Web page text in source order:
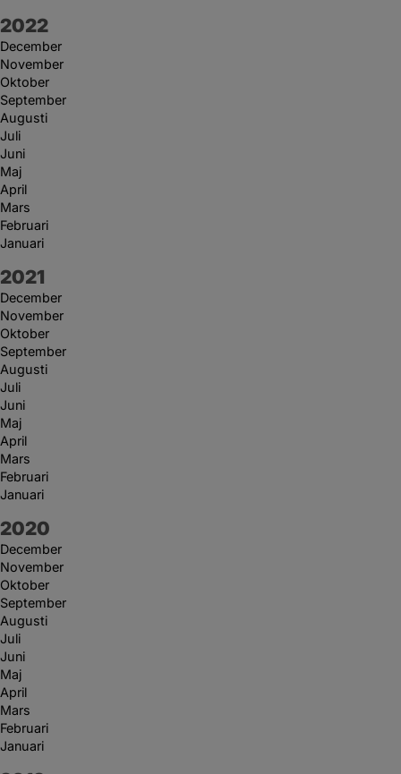
År:
2022
December
November
Oktober
September
Augusti
Juli
Juni
Maj
April
Mars
Februari
Januari
År:
2021
December
November
Oktober
September
Augusti
Juli
Juni
Maj
April
Mars
Februari
Januari
År:
2020
December
November
Oktober
September
Augusti
Juli
Juni
Maj
April
Mars
Februari
Januari